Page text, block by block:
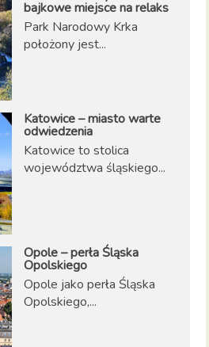
bajkowe miejsce na relaks
Park Narodowy Krka
położony jest...
Katowice – miasto warte
odwiedzenia
Katowice to stolica
województwa śląskiego...
Opole – perła Śląska
Opolskiego
Opole jako perła Śląska
Opolskiego,...